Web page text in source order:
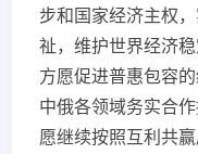
步和国家经济主权
祉，维护世界经济
方愿促进普惠包容
中俄各领域务实合
愿继续按照互利共